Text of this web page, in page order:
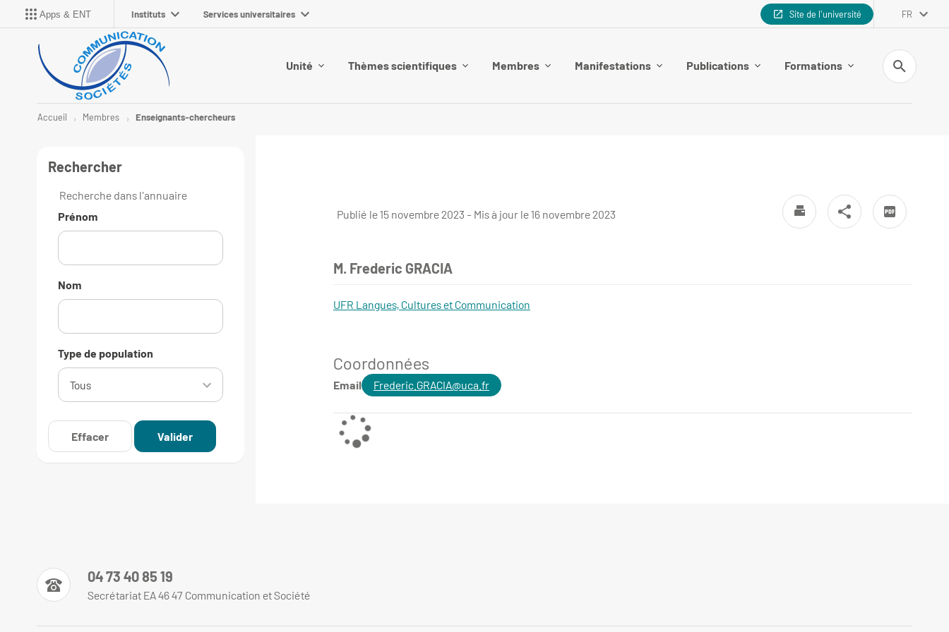
Apps & ENT Instituts Services universitaires Site de l'université FR
Unité Thèmes scientifiques Membres Manifestations Publications Formations
Recherche
Accueil Membres Enseignants-chercheurs
Publié le 15 novembre 2023 - Mis à jour le 16 novembre 2023
M. Frederic GRACIA
UFR Langues, Cultures et Communication
Coordonnées
Email Frederic.GRACIA@uca.fr
Rechercher
Recherche dans l'annuaire
Prénom
Nom
Type de population
04 73 40 85 19
Secrétariat EA 46 47 Communication et Société